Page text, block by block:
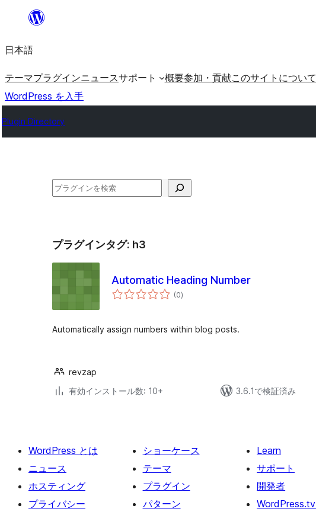
を
ッ
プ
日本語
テーマプラグインニュースサポート 概要参加・貢献このサイトについて
WordPress を入手
Plugin Directory
検
プラグインタグ: h3
Automatic Heading Number
(0個
の)
Automatically assign numbers within blog posts.
revzap
有効インストール数: 10+
3.6.1で検証済み
WordPress とは
ニュース
ホスティング
プライバシー
ショーケース
テーマ
プラグイン
パターン
Learn
サポート
開発者
WordPress.tv